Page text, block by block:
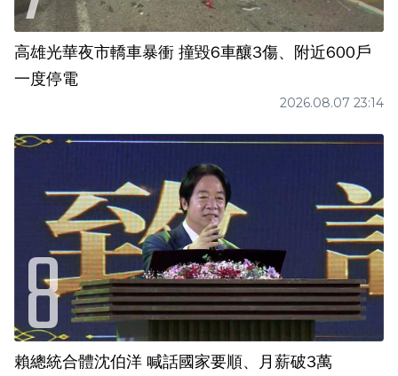
高雄光華夜市轎車暴衝 撞毀6車釀3傷、附近600戶
一度停電
2026.08.07 23:14
賴總統合體沈伯洋 喊話國家要順、月薪破3萬